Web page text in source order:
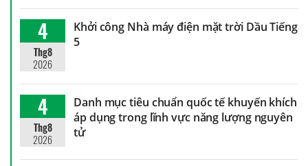
4
Thg8
2026
Khởi công Nhà máy điện mặt trời Dầu Tiếng
5
4
Thg8
2026
Danh mục tiêu chuẩn quốc tế khuyến khích
áp dụng trong lĩnh vực năng lượng nguyên
tử